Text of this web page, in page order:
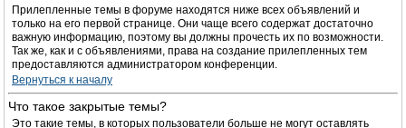
Прилепленные темы в форуме находятся ниже всех объявлений и
только на его первой странице. Они чаще всего содержат достаточно
важную информацию, поэтому вы должны прочесть их по возможности.
Так же, как и с объявлениями, права на создание прилепленных тем
предоставляются администратором конференции.
Вернуться к началу
Что такое закрытые темы?
Это такие темы, в которых пользователи больше не могут оставлять